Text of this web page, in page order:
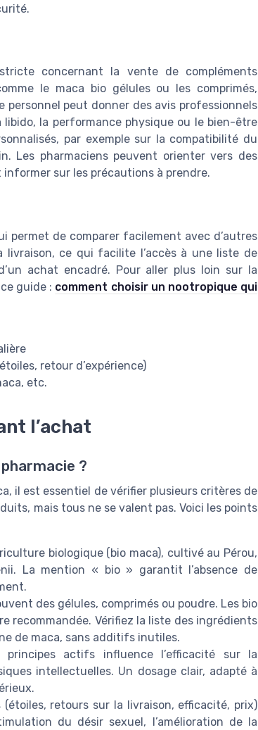
concernant la vente de compléments
le maca bio gélules ou les comprimés,
personnel peut donner des avis professionnels
la performance physique ou le bien-être
par exemple sur la compatibilité du
Les pharmaciens peuvent orienter vers des
sur les précautions à prendre.
permet de comparer facilement avec d’autres
livraison, ce qui facilite l’accès à une liste de
achat encadré. Pour aller plus loin sur la
guide : comment choisir un nootropique qui
retour d’expérience)
etc.
l’achat
?
il est essentiel de vérifier plusieurs critères de
mais tous ne se valent pas. Voici les points
biologique (bio maca), cultivé au Pérou,
La mention « bio » garantit l’absence de
des gélules, comprimés ou poudre. Les bio
recommandée. Vérifiez la liste des ingrédients
de maca, sans additifs inutiles.
actifs influence l’efficacité sur la
intellectuelles. Un dosage clair, adapté à
(étoiles, retours sur la livraison, efficacité, prix)
du désir sexuel, l’amélioration de la